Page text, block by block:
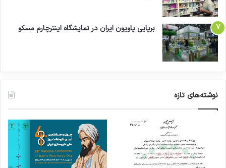
برپایی پاویون ایران در نمایشگاه اینترچارم مسکو
نوشته‌های تازه